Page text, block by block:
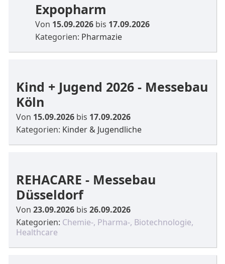
Expopharm
Von 15.09.2026 bis 17.09.2026
Kategorien: Pharmazie
Kind + Jugend 2026 - Messebau
Köln
Von 15.09.2026 bis 17.09.2026
Kategorien: Kinder & Jugendliche
REHACARE - Messebau
Düsseldorf
Von23.09.2026 bis26.09.2026
Kategorien: Chemie-, Pharma-, Biotechnologie,
Healthcare